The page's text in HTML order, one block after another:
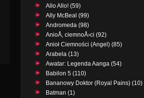
Allo Allo! (59)
Ally McBeal (99)
Andromeda (98)
AnioÅ‚ ciemnoÅ›ci (92)
Anioł Ciemności (Angel) (85)
Arabela (13)
Awatar: Legenda Aanga (54)
Babilon 5 (110)
Bananowy Doktor (Royal Pains) (10)
Batman (1)